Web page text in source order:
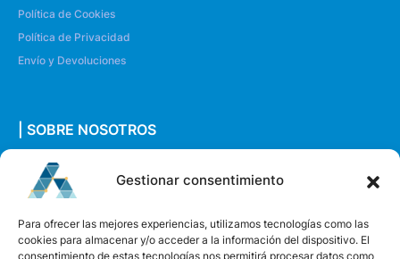
Gestionar consentimiento
Para ofrecer las mejores experiencias, utilizamos tecnologías como las
cookies para almacenar y/o acceder a la información del dispositivo. El
consentimiento de estas tecnologías nos permitirá procesar datos como
Política de Cookies
Política de Privacidad
Envío y Devoluciones
| SOBRE NOSOTROS
Quiénes somos
Envíanos un mensaje